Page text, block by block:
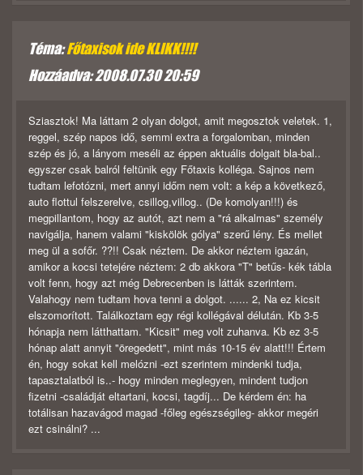
Téma:Főtaxisok ide KLIKK!!!!
Hozzáadva: 2008.07.30 20:59
Sziasztok! Ma láttam 2 olyan dolgot, amit megosztok veletek. 1,
reggel, szép napos idő, semmi extra a forgalomban, minden
szép és jó, a lányom meséli az éppen aktuális dolgait bla-bal..
egyszer csak balról feltünik egy Főtaxis kolléga. Sajnos nem
tudtam lefotózni, mert annyi időm nem volt: a kép a következő,
auto flottul felszerelve, csillog,villog.. (De komolyan!!!) és
megpillantom, hogy az autót, azt nem a "rá alkalmas" személy
navigálja, hanem valami "kiskölök gólya" szerű lény. És mellet
meg ül a sofőr. ??!! Csak néztem. De akkor néztem igazán,
amikor a kocsi tetejére néztem: 2 db akkora "T" betűs- kék tábla
volt fenn, hogy azt még Debrecenben is látták szerintem.
Valahogy nem tudtam hova tenni a dolgot. ...... 2, Na ez kicsit
elszomorított. Találkoztam egy régi kollégával délután. Kb 3-5
hónapja nem látthattam. "Kicsit" meg volt zuhanva. Kb ez 3-5
hónap alatt annyit "öregedett", mint más 10-15 év alatt!!! Értem
én, hogy sokat kell melózni -ezt szerintem mindenki tudja,
tapasztalatból is..- hogy minden meglegyen, mindent tudjon
fizetni -családját eltartani, kocsi, tagdíj... De kérdem én: ha
totálisan hazavágod magad -főleg egészségileg- akkor megéri
ezt csinálni? ...